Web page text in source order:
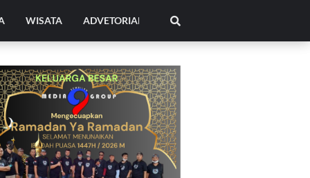
WISATA ADVETORIAL